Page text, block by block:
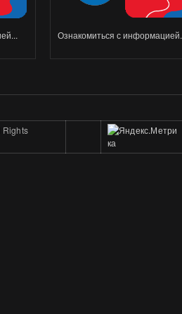
Ознакомиться с